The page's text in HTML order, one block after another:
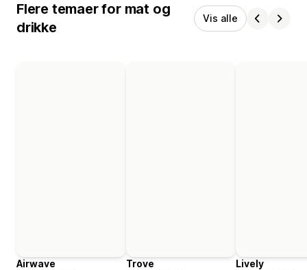
Flere temaer for mat og
drikke
Vis alle
Airwave
Trove
Lively